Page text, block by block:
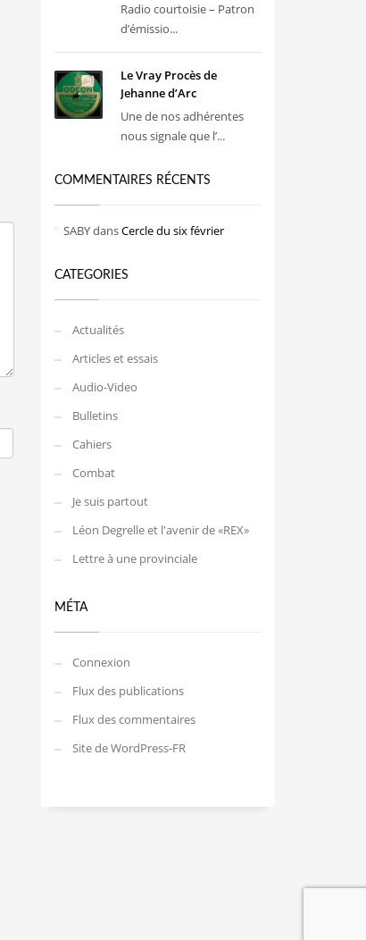
Radio courtoisie – Patron
d’émissio...
Le Vray Procès de
Jehanne d’Arc
Une de nos adhérentes
nous signale que l’...
COMMENTAIRES RÉCENTS
SABYdansCercle du six février
CATEGORIES
Actualités
Articles et essais
Audio-Video
Bulletins
Cahiers
Combat
Je suis partout
Léon Degrelle et l'avenir de «REX»
Lettre à une provinciale
MÉTA
Connexion
Flux des publications
Flux des commentaires
Site de WordPress-FR